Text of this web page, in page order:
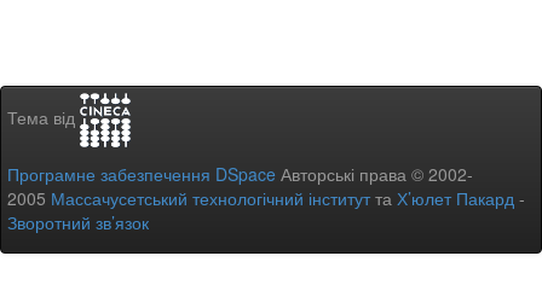
Тема від
Програмне забезпечення DSpace Авторські права © 2002-
2005 Массачусетський технологічний інститутта Х’юлет Пакард -
Зворотний зв’язок